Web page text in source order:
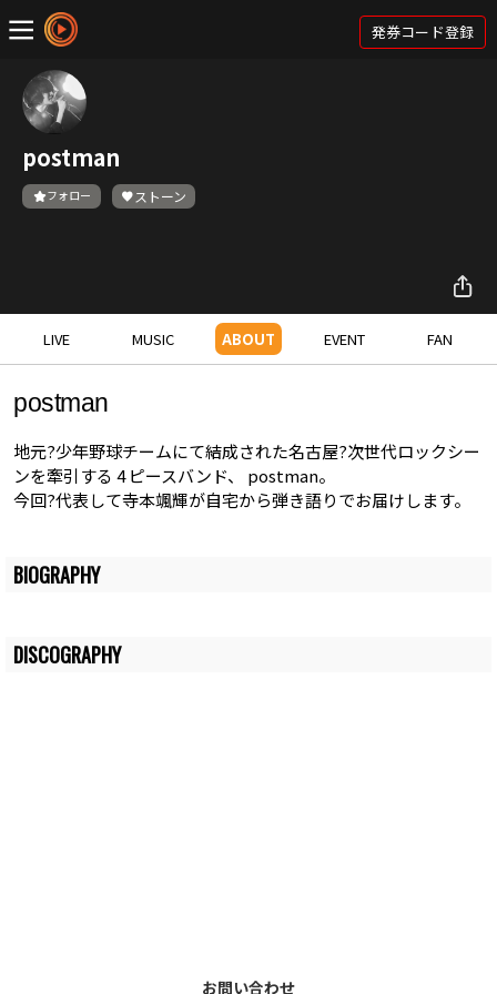
発券コード登録
postman
フォロー ストーン
LIVE MUSIC ABOUT EVENT FAN
postman
地元?少年野球チームにて結成された名古屋?次世代ロックシー
ンを牽引する 4 ピースバンド、 postman。
今回?代表して寺本颯輝が自宅から弾き語りでお届けします。
BIOGRAPHY
DISCOGRAPHY
お問い合わせ